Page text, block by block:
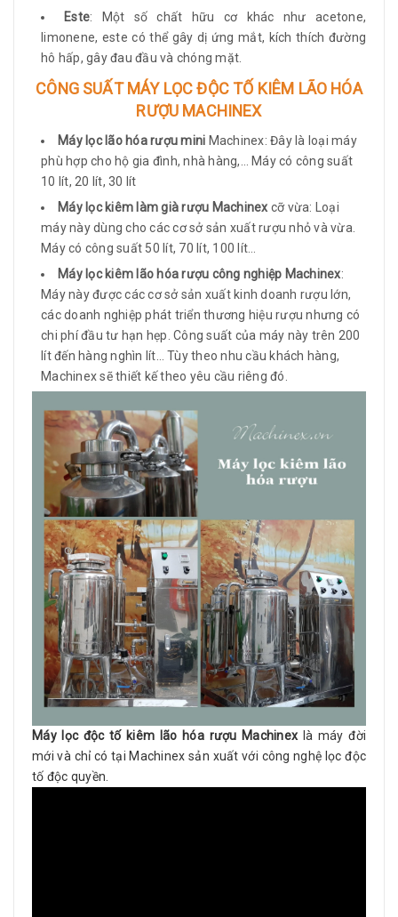
Este: Một số chất hữu cơ khác như acetone,
limonene, este có thể gây dị ứng mắt, kích thích đường
hô hấp, gây đau đầu và chóng mặt.
CÔNG SUẤT MÁY LỌC ĐỘC TỐ KIÊM LÃO HÓA
RƯỢU MACHINEX
Máy lọc lão hóa rượu mini Machinex: Đây là loại máy
phù hợp cho hộ gia đình, nhà hàng,… Máy có công suất
10 lít, 20 lít, 30 lít
Máy lọc kiêm làm già rượu Machinex cỡ vừa: Loại
máy này dùng cho các cơ sở sản xuất rượu nhỏ và vừa.
Máy có công suất 50 lít, 70 lít, 100 lít…
Máy lọc kiêm lão hóa rượu công nghiệp Machinex:
Máy này được các cơ sở sản xuất kinh doanh rượu lớn,
các doanh nghiệp phát triển thương hiệu rượu nhưng có
chi phí đầu tư hạn hẹp. Công suất của máy này trên 200
lít đến hàng nghìn lít… Tùy theo nhu cầu khách hàng,
Machinex sẽ thiết kế theo yêu cầu riêng đó.
Máy lọc độc tố kiêm lão hóa rượu Machinex là máy đời
mới và chỉ có tại Machinex sản xuất với công nghệ lọc độc
tố độc quyền.